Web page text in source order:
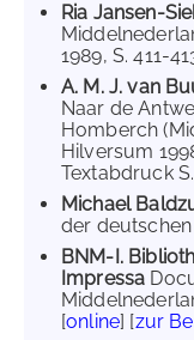
Ria Jansen-
1989, S. 411-
A. M. J. van
Naar de
Homberch
Hilversum
Textabdruck
Michael
der
BNM-I.
Impressa
[online] [zur